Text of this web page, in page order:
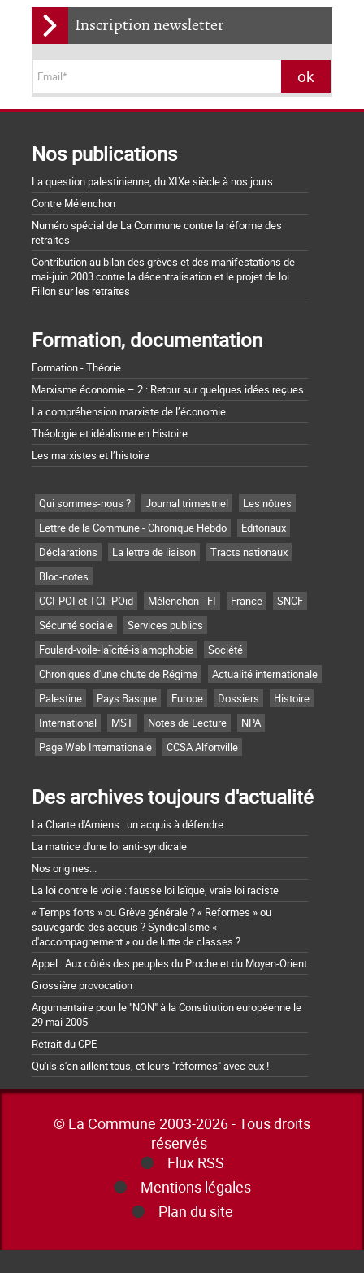
Inscription newsletter
Nos publications
La question palestinienne, du XIXe siècle à nos jours
Contre Mélenchon
Numéro spécial de La Commune contre la réforme des
retraites
Contribution au bilan des grèves et des manifestations de
mai-juin 2003 contre la décentralisation et le projet de loi
Fillon sur les retraites
Formation, documentation
Formation - Théorie
Marxisme économie – 2 : Retour sur quelques idées reçues
La compréhension marxiste de l’économie
Théologie et idéalisme en Histoire
Les marxistes et l’histoire
Qui sommes-nous ? Journal trimestriel
Les nôtres
Lettre de la Commune - Chronique Hebdo
Editoriaux
Déclarations
La lettre de liaison
Tracts nationaux
Bloc-notes
CCI-POI et TCI- POid
Mélenchon - FI France
SNCF
Sécurité sociale
Services publics
Foulard-voile-laïcité-islamophobie
Société
Chroniques d'une chute de Régime
Actualité internationale
Palestine
Pays Basque Europe Dossiers
Histoire
International
MST Notes de Lecture
NPA
Page Web Internationale
CCSA Alfortville
Des archives toujours d'actualité
La Charte d'Amiens : un acquis à défendre
La matrice d'une loi anti-syndicale
Nos origines...
La loi contre le voile : fausse loi laïque, vraie loi raciste
« Temps forts » ou Grève générale ? « Reformes » ou
sauvegarde des acquis ? Syndicalisme «
d'accompagnement » ou de lutte de classes ?
Appel : Aux côtés des peuples du Proche et du Moyen-Orient
Grossière provocation
Argumentaire pour le "NON" à la Constitution européenne le
29 mai 2005
Retrait du CPE
Qu'ils s'en aillent tous, et leurs "réformes" avec eux !
© La Commune 2003-2026 - Tous droits
réservés
Flux RSS
Mentions légales
Plan du site